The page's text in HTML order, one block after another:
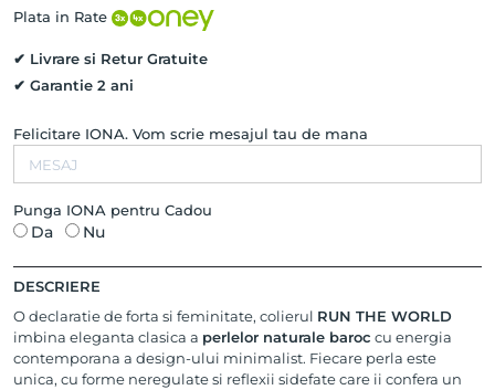
Naturale
Argint
925
Plata in Rate
✔ Livrare si Retur Gratuite
✔ Garantie 2 ani
Felicitare IONA. Vom scrie mesajul tau de mana
Punga IONA pentru Cadou
Da Nu
DESCRIERE
O declaratie de forta si feminitate, colierul RUN THE WORLD
imbina eleganta clasica a perlelor naturale baroc cu energia
contemporana a design-ului minimalist. Fiecare perla este
unica, cu forme neregulate si reflexii sidefate care ii confera un